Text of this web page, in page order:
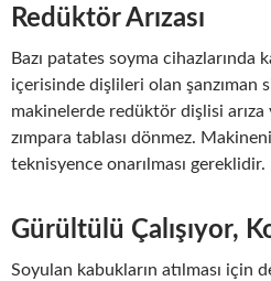
Redüktör Arızası
Bazı patates soyma cihazlarında
içerisinde dişlileri olan şanzıman
makinelerde redüktör dişlisi arıza
zımpara tablası dönmez.
teknisyence onarılması gereklidir.
Gürültülü Çalışıyor,
Soyulan kabukların atılması için